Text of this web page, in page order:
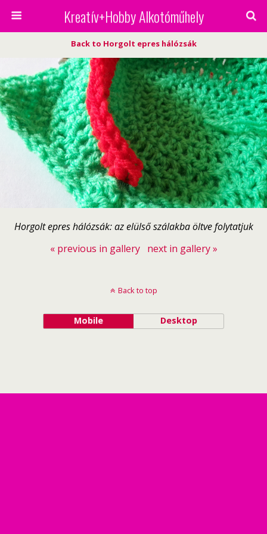
Kreatív+Hobby Alkotóműhely
Back to Horgolt epres hálózsák
Horgolt epres hálózsák: az elülső szálakba öltve folytatjuk
« previous in gallery
next in gallery »
Back to top
Mobile Desktop